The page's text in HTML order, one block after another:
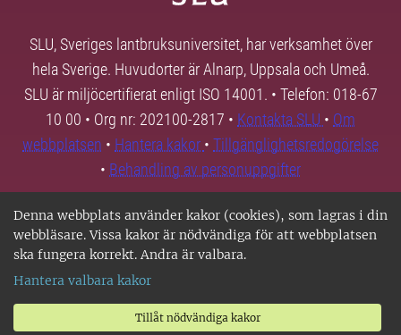
Denna webbplats använder kakor (cookies), som lagras i din
webbläsare. Vissa kakor är nödvändiga för att webbplatsen
ska fungera korrekt. Andra är valbara.
Hantera valbara kakor
Tillåt nödvändiga kakor
SLU, Sveriges lantbruksuniversitet, har verksamhet över
hela Sverige. Huvudorter är Alnarp, Uppsala och Umeå.
SLU är miljöcertifierat enligt ISO 14001. • Telefon: 018-67
10 00 • Org nr: 202100-2817 • Kontakta SLU • Om
webbplatsen • Hantera kakor • Tillgänglighetsredogörelse
• Behandling av personuppgifter